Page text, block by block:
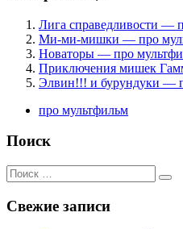
Лига справедливости —
Ми-ми-мишки — про
Новаторы — про
Приключения мишек
Элвин!!! и бурундуки —
про мультфильм
Поиск
Поиск
для:
Свежие записи